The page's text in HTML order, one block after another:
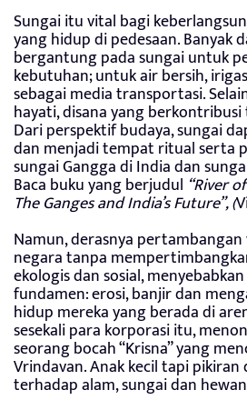
Sungai itu vital bagi
yang hidup di pedesaan. Banyak
bergantung pada sungai untuk
kebutuhan; untuk air bersih,
sebagai media transportasi.
hayati, disana yang
Dari perspektif budaya, sungai
dan menjadi tempat ritual serta
sungai Gangga di India dan
Baca buku yang berjudul “River
The Ganges and India’s Future”, (
Namun, derasnya
negara tanpa
ekologis dan sosial,
fundamen: erosi, banjir dan
hidup mereka yang berada di
sesekali para korporasi itu,
seorang bocah “Krisna” yang
Vrindavan. Anak kecil tapi pikiran
terhadap alam, sungai dan